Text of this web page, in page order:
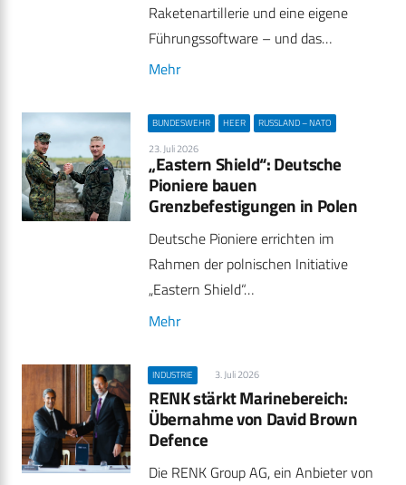
Raketenartillerie und eine eigene
Führungssoftware – und das…
Mehr
BUNDESWEHR HEER RUSSLAND – NATO
23. Juli 2026
„Eastern Shield“: Deutsche
Pioniere bauen
Grenzbefestigungen in Polen
Deutsche Pioniere errichten im
Rahmen der polnischen Initiative
„Eastern Shield“…
Mehr
INDUSTRIE 3. Juli 2026
RENK stärkt Marinebereich:
Übernahme von David Brown
Defence
Die RENK Group AG, ein Anbieter von